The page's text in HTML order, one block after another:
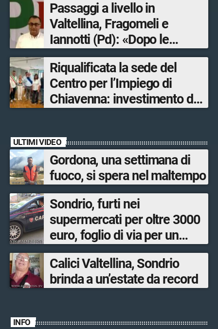
Passaggi a livello in
Valtellina, Fragomeli e
Iannotti (Pd): «Dopo le
Olimpiadi solo un terzo delle
opere sostitutive sarà
ultimato entro il 2026»
Riqualificata la sede del
Centro per l’Impiego di
Chiavenna: investimento da
ULTIMI VIDEO
Gordona, una settimana di
fuoco, si spera nel maltempo
Sondrio, furti nei
supermercati per oltre 3000
euro, foglio di via per un
ventinovenne
Calici Valtellina, Sondrio
brinda a un’estate da record
INFO